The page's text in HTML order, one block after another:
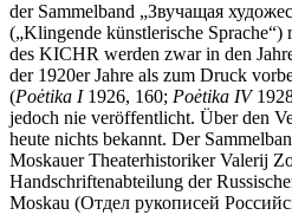
der Sammelband „Звучащая
(„Klingende künstlerische
des KICHR werden zwar in den
der 1920er Jahre als zum Druck
(Poėtika I1926, 160; Poėtika IV
jedoch nie veröffentlicht. Über den
heute nichts bekannt. Der
Moskauer Theaterhistoriker Valerij
Handschriftenabteilung der
Moskau (Отдел рукописей